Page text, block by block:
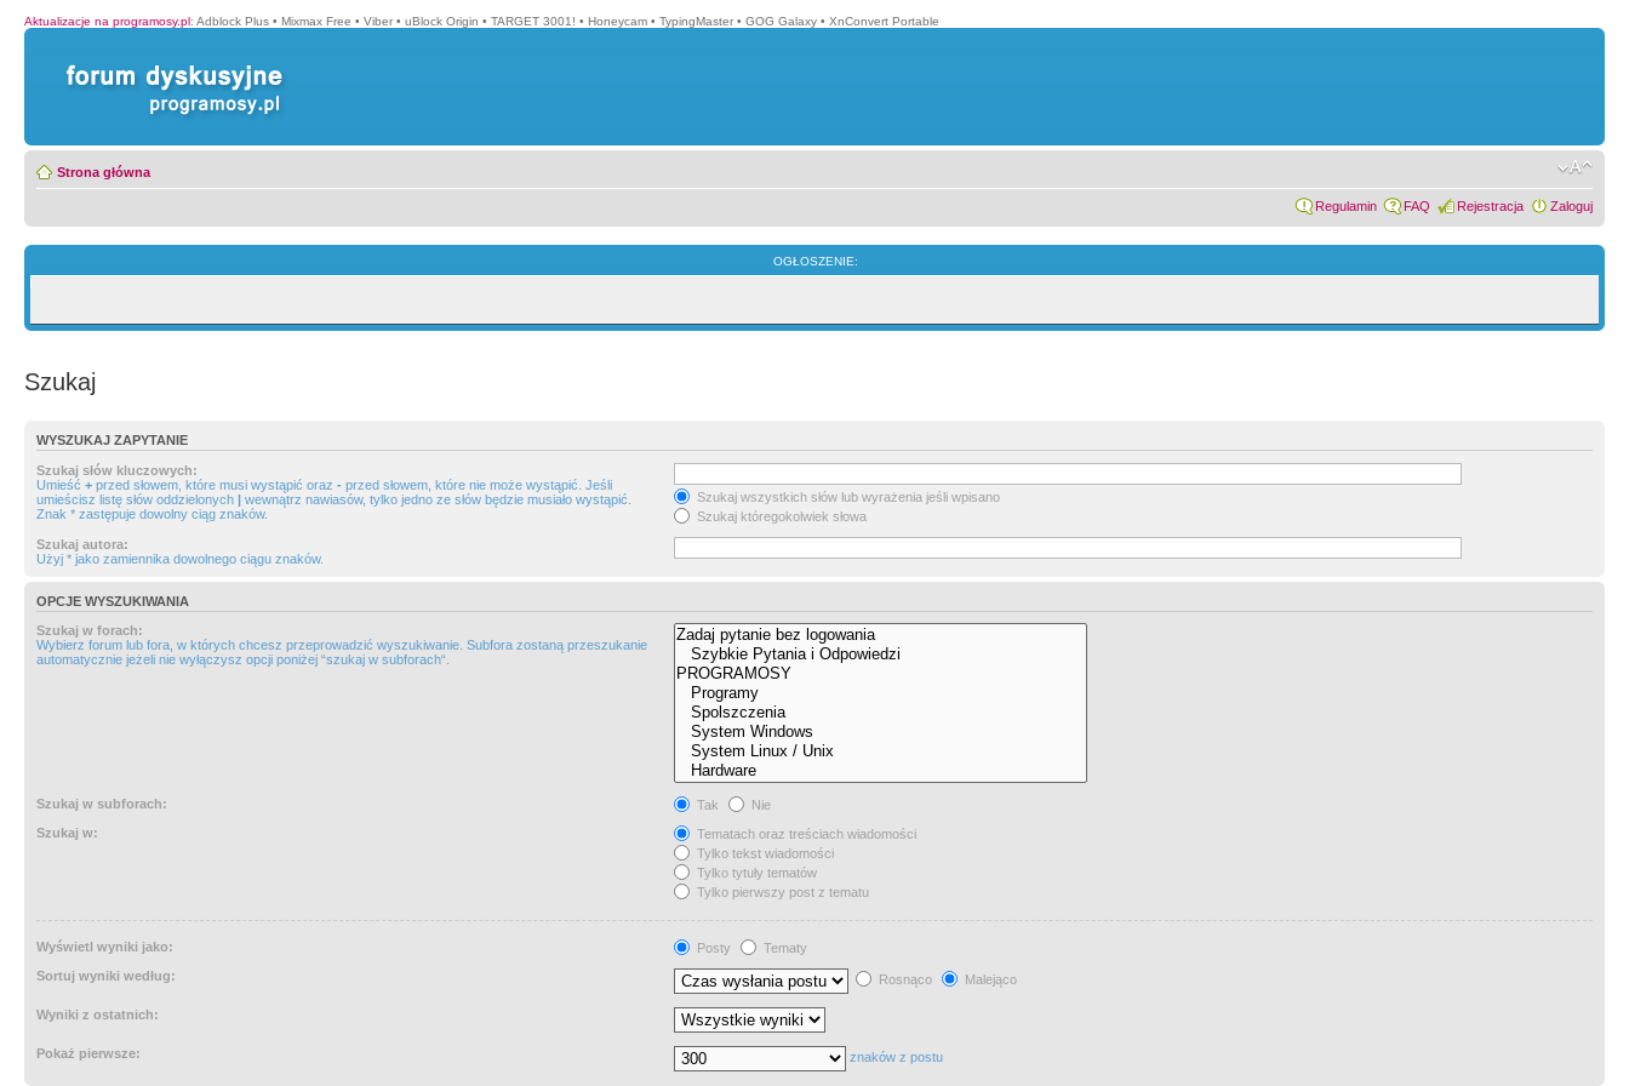
Aktualizacje na programosy.pl: Adblock Plus • Mixmax Free • Viber • uBlock Origin • TARGET 3001! • Honeycam • TypingMaster • GOG Galaxy • XnConvert Portable
Strona główna
Regulamin FAQ Rejestracja Zaloguj
OGŁOSZENIE:
Szukaj
WYSZUKAJ ZAPYTANIE
Szukaj słów kluczowych:
Umieść + przed słowem, które musi wystąpić oraz - przed słowem, które nie może wystąpić. Jeśli
umieścisz listę słów oddzielonych | wewnątrz nawiasów, tylko jedno ze słów będzie musiało wystąpić.
Znak * zastępuje dowolny ciąg znaków.
Szukaj wszystkich słów lub wyrażenia jeśli wpisano
Szukaj któregokolwiek słowa
Szukaj autora:
Użyj * jako zamiennika dowolnego ciągu znaków.
OPCJE WYSZUKIWANIA
Szukaj w forach:
Wybierz forum lub fora, w których chcesz przeprowadzić wyszukiwanie. Subfora zostaną przeszukanie
automatycznie jeżeli nie wyłączysz opcji poniżej “szukaj w subforach“.
Szukaj w subforach: Tak
Nie
Szukaj w:
Tematach oraz treściach wiadomości
Tylko tekst wiadomości
Tylko tytuły tematów
Tylko pierwszy post z tematu
Wyświetl wyniki jako: Posty
Tematy
Sortuj wyniki według:
Rosnąco Malejąco
Wyniki z ostatnich:
Pokaż pierwsze: znaków z postu